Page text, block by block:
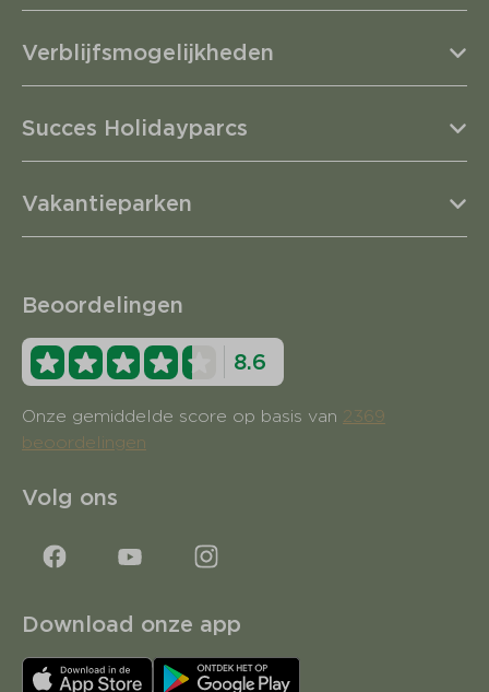
Verblijfsmogelijkheden
Succes Holidayparcs
Vakantieparken
Beoordelingen
8.6
Onze gemiddelde score op basis van 2369
beoordelingen
Volg ons
Download onze app